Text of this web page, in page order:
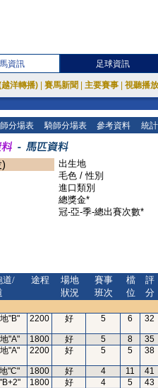
資訊 足球資訊
洋轉播) 賽馬新聞 主要賽事 視聽播
分場表 騎師分場表 參考資料 統
出生地
毛色 / 性別
進口類別
總獎金*
冠-亞-季-總出賽次數*
道/
途程
場地
狀況
賽事
班次
檔
位
評
分
"B" 2200 好 5 6 32
"A" 1800 好 5 8
35
"A" 2200 好 5 5 38
"C" 1800 好 4 11
41
1800 好 4 5
43